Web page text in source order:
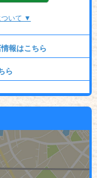
ついて ▼
報はこちら
ら